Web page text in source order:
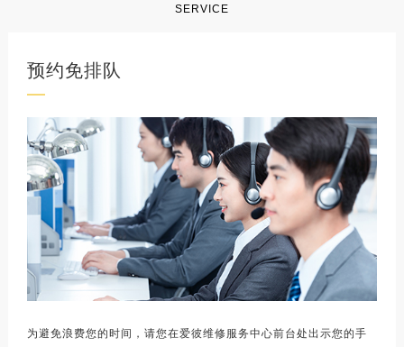
SERVICE
预约免排队
为避免浪费您的时间，请您在爱彼维修服务中心前台处出示您的手